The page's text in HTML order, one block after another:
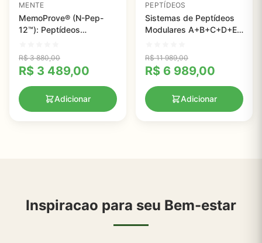
MENTE
MemoProve® (N-Pep-
12™): Peptídeos
Função Cognitiva
R$3 880,00
R$ 3 489,00
Adicionar
PEPTÍDEOS
Sistemas de Peptídeos
Modulares A+B+C+D+E
Suporte Avançado ao
Metabolismo e Bem-
Estar
R$11 989,00
R$ 6 989,00
Adicionar
Inspiracao para seu Bem-estar